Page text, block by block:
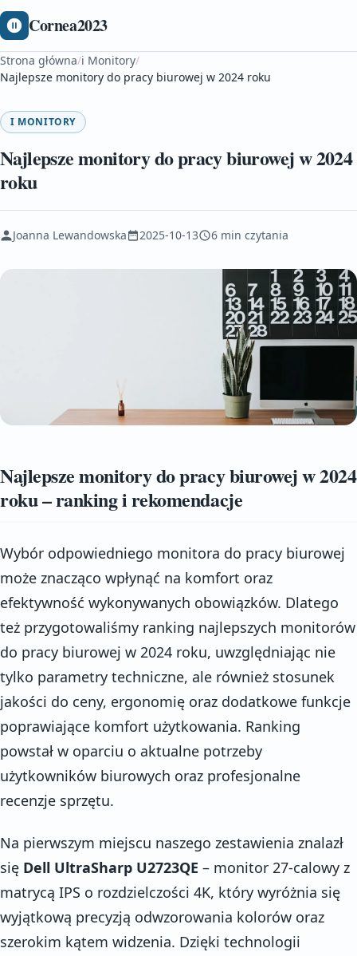
Cornea2023
Strona główna/i Monitory/
Najlepsze monitory do pracy biurowej w 2024 roku
I MONITORY
Najlepsze monitory do pracy biurowej w 2024
roku
Joanna Lewandowska 2025-10-13 6 min czytania
Najlepsze monitory do pracy biurowej w 2024
roku – ranking i rekomendacje
Wybór odpowiedniego monitora do pracy biurowej
może znacząco wpłynąć na komfort oraz
efektywność wykonywanych obowiązków. Dlatego
też przygotowaliśmy ranking najlepszych monitorów
do pracy biurowej w 2024 roku, uwzględniając nie
tylko parametry techniczne, ale również stosunek
jakości do ceny, ergonomię oraz dodatkowe funkcje
poprawiające komfort użytkowania. Ranking
powstał w oparciu o aktualne potrzeby
użytkowników biurowych oraz profesjonalne
recenzje sprzętu.
Na pierwszym miejscu naszego zestawienia znalazł
się Dell UltraSharp U2723QE – monitor 27-calowy z
matrycą IPS o rozdzielczości 4K, który wyróżnia się
wyjątkową precyzją odwzorowania kolorów oraz
szerokim kątem widzenia. Dzięki technologii